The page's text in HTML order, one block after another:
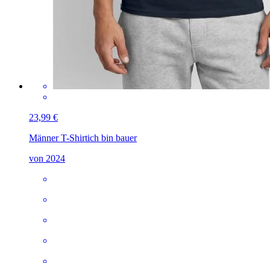
23,99 €
Männer T-Shirtich bin bauer
von 2024